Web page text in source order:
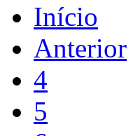
Início
Anterior
4
5